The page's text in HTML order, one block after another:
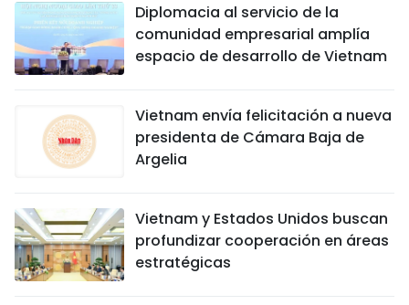
Diplomacia al servicio de la
comunidad empresarial amplía
espacio de desarrollo de Vietnam
Vietnam envía felicitación a nueva
presidenta de Cámara Baja de
Argelia
Vietnam y Estados Unidos buscan
profundizar cooperación en áreas
estratégicas